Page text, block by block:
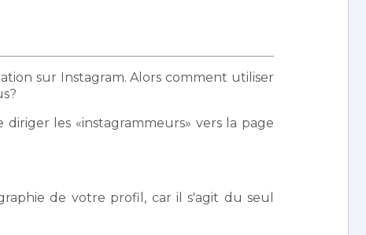
sur Instagram. Alors comment utiliser
les «instagrammeurs» vers la page
de votre profil, car il s'agit du seul